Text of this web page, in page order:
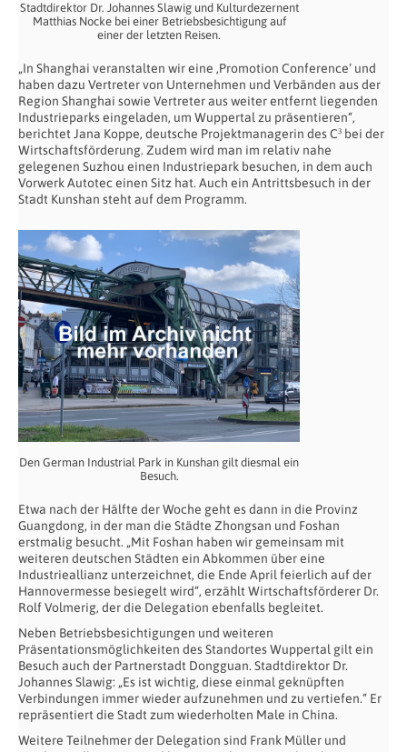
Stadtdirektor Dr. Johannes Slawig und Kulturdezernent
Matthias Nocke bei einer Betriebsbesichtigung auf
einer der letzten Reisen.
„In Shanghai veranstalten wir eine ‚Promotion Conference‘ und
haben dazu Vertreter von Unternehmen und Verbänden aus der
Region Shanghai sowie Vertreter aus weiter entfernt liegenden
Industrieparks eingeladen, um Wuppertal zu präsentieren“,
berichtet Jana Koppe, deutsche Projektmanagerin des C³ bei der
Wirtschaftsförderung. Zudem wird man im relativ nahe
gelegenen Suzhou einen Industriepark besuchen, in dem auch
Vorwerk Autotec einen Sitz hat. Auch ein Antrittsbesuch in der
Stadt Kunshan steht auf dem Programm.
Den German Industrial Park in Kunshan gilt diesmal ein
Besuch.
Etwa nach der Hälfte der Woche geht es dann in die Provinz
Guangdong, in der man die Städte Zhongsan und Foshan
erstmalig besucht. „Mit Foshan haben wir gemeinsam mit
weiteren deutschen Städten ein Abkommen über eine
Industrieallianz unterzeichnet, die Ende April feierlich auf der
Hannovermesse besiegelt wird“, erzählt Wirtschaftsförderer Dr.
Rolf Volmerig, der die Delegation ebenfalls begleitet.
Neben Betriebsbesichtigungen und weiteren
Präsentationsmöglichkeiten des Standortes Wuppertal gilt ein
Besuch auch der Partnerstadt Dongguan. Stadtdirektor Dr.
Johannes Slawig: „Es ist wichtig, diese einmal geknüpften
Verbindungen immer wieder aufzunehmen und zu vertiefen.“ Er
repräsentiert die Stadt zum wiederholten Male in China.
Weitere Teilnehmer der Delegation sind Frank Müller und